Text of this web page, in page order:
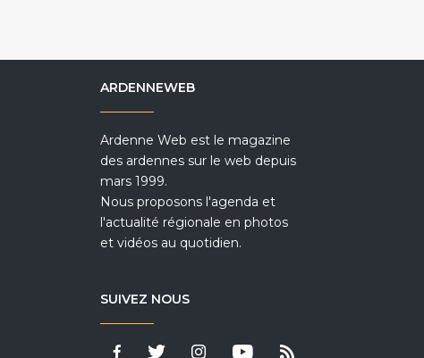
ARDENNEWEB
Ardenne Web est le magazine
des ardennes sur le web depuis
mars 1999.
Nous proposons l'agenda et
l'actualité régionale en photos
et vidéos au quotidien.
SUIVEZ NOUS